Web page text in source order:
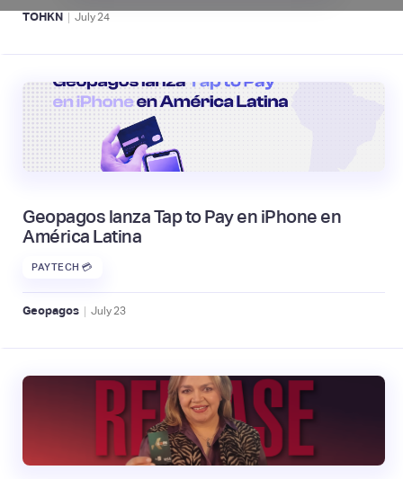
TOHKN | July 24
Geopagos lanza Tap to Pay en iPhone en
América Latina
PAYTECH 💳
Geopagos | July 23